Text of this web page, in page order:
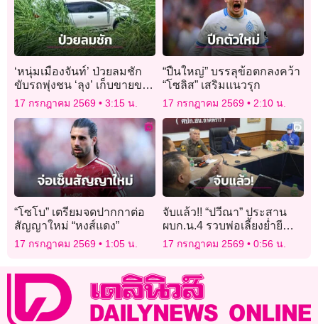
‘หนุ่มเมืองจันท์’ ป่วยลมชัก
ขับรถพุ่งชน ‘ลุง’ เก็บขายของ
เก่าดับสลด ก่อนพุ่งลงข้าง
17 กรกฎาคม 2569 3:15 น.
“ปืนใหญ่” บรรลุข้อตกลงคว้า
“โซลิส” เสริมแนวรุก
17 กรกฎาคม 2569 2:10 น.
“โซโบ” เตรียมจดปากกาต่อ
สัญญาใหม่ “หงส์แดง”
17 กรกฎาคม 2569 1:05 น.
จับแล้ว!! “ปวีณา” ประสาน
ผบก.น.4 รวบพ่อเลี้ยงย่ำยี
ลูกสาววัย 14 นาน 6 ปี ขู่ฆ่า
ยกครัว
17 กรกฎาคม 2569 0:56 น.